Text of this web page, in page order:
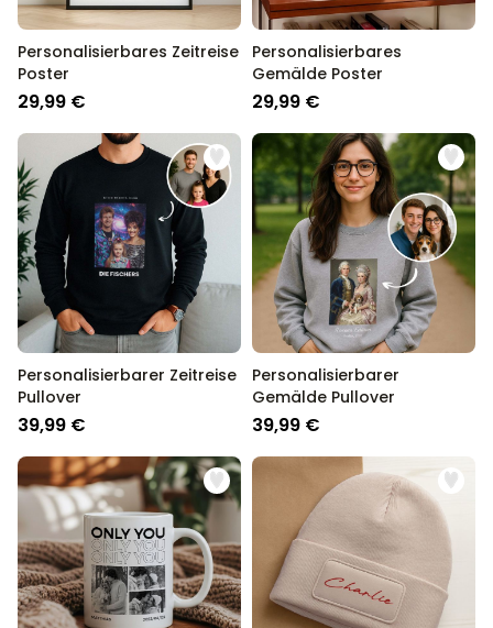
Personalisierbares Zeitreise
Poster
29,99 €
Personalisierbares
Gemälde Poster
29,99 €
Personalisierbarer Zeitreise
Pullover
39,99 €
Personalisierbarer
Gemälde Pullover
39,99 €